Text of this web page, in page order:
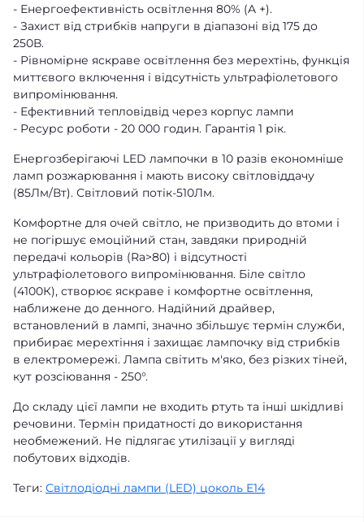
- Енергоефективність освітлення 80% (A +).
- Захист від стрибків напруги в діапазоні від 175 до
250В.
- Рівномірне яскраве освітлення без мерехтінь, функція
миттєвого включення і відсутність ультрафіолетового
випромінювання.
- Ефективний тепловідвід через корпус лампи
- Ресурс роботи - 20 000 годин. Гарантія 1 рік.
Енергозберігаючі LED лампочки в 10 разів економніше
ламп розжарювання і мають високу світловіддачу
(85Лм/Вт). Світловий потік-510Лм.
Комфортне для очей світло, не призводить до втоми і
не погіршує емоційний стан, завдяки природній
передачі кольорів (Ra>80) і відсутності
ультрафіолетового випромінювання. Біле світло
(4100К), створює яскраве і комфортне освітлення,
наближене до денного. Надійний драйвер,
встановлений в лампі, значно збільшує термін служби,
прибирає мерехтіння і захищає лампочку від стрибків
в електромережі. Лампа світить м'яко, без різких тіней,
кут розсіювання - 250°.
До складу цієї лампи не входить ртуть та інші шкідливі
речовини. Термін придатності до використання
необмежений. Не підлягає утилізації у вигляді
побутових відходів.
Теги: Світлодіодні лампи (LED) цоколь E14